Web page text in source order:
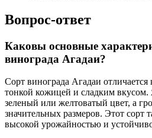
Вопрос-ответ
Каковы основные
винограда Агадаи?
Сорт винограда Агадаи
тонкой кожицей и сладким
зеленый или желтоватый цвет, а
значительных размеров. Этот сорт
высокой урожайностью и